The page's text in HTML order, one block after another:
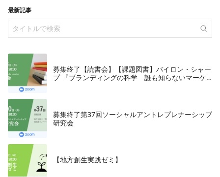
最新記事
募集終了【読書会】【課題図書】バイロン・シャー
プ 『ブランディングの科学 誰も知らないマーケ
募集終了第37回ソーシャルアントレプレナーシップ
研究会
【地方創生実践ゼミ】